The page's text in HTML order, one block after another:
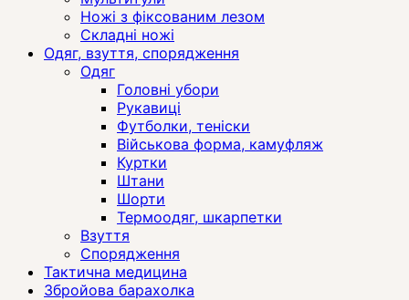
Ножі з фіксованим лезом
Складні ножі
Одяг, взуття, спорядження
Одяг
Головні убори
Рукавиці
Футболки, теніски
Військова форма, камуфляж
Куртки
Штани
Шорти
Термоодяг, шкарпетки
Взуття
Спорядження
Тактична медицина
Збройова барахолка